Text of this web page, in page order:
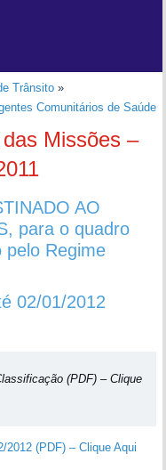
Trânsito »
Comunitários de Saúde
Missões –
AO
para o quadro
pelo Regime
02/01/2012
(PDF) – Clique
2012 (PDF) – Clique Aqui